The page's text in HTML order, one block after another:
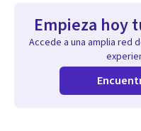
Empieza hoy
Accede a una amplia red